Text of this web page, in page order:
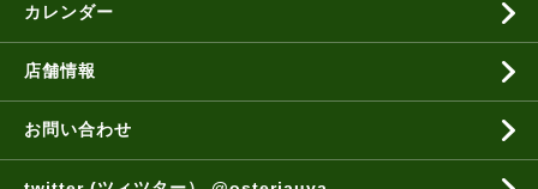
カレンダー
店舗情報
お問い合わせ